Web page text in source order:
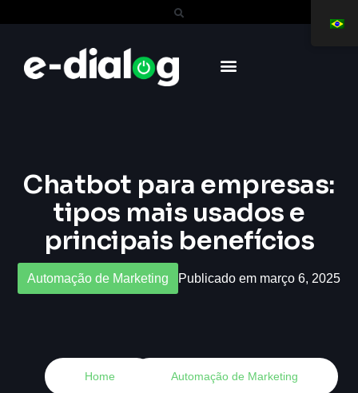
Chatbot para empresas:
tipos mais usados e
principais benefícios
Automação de Marketing Publicado em março 6, 2025
Home Automação de Marketing